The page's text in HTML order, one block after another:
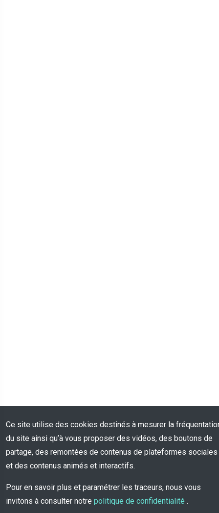
Ce site utilise des cookies destinés à mesurer la
du site ainsi qu’à vous proposer des vidéos, des boutons de
partage, des remontées de contenus de plateformes sociales
et des contenus animés et interactifs.
Pour en savoir plus et paramétrer les traceurs, nous vous
invitons à consulter notre politique de confidentialité .